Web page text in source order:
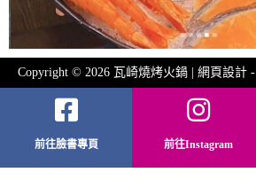
Copyright © 2026 瓦崎燒烤火鍋 | 網頁設計 -
前往臉書專頁 前往Instagram